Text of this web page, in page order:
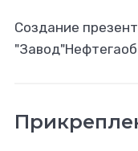
Создание